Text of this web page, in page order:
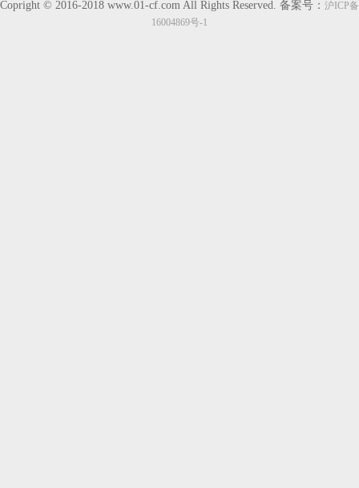
Copright © 2016-2018 www.01-cf.com All Rights Reserved. 备案号： 沪ICP备
16004869号-1